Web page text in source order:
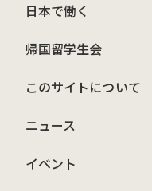
日本で働く
帰国留学生会
このサイトについて
ニュース
イベント